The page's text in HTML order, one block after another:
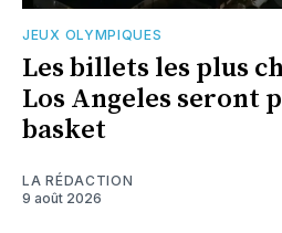
JEUX OLYMPIQUES
Les billets les plus
Los Angeles seront
basket
LA RÉDACTION
9 août 2026